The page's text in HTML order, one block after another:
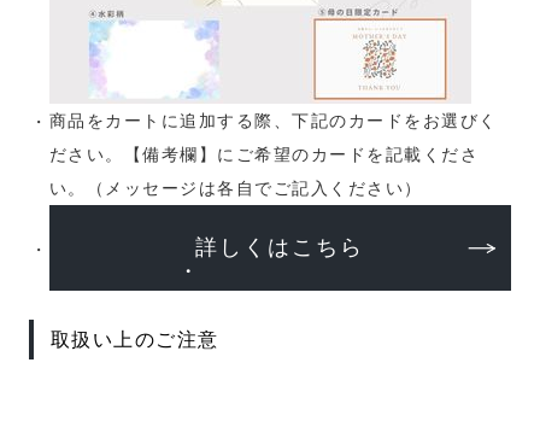
商品をカートに追加する際、下記のカードをお選びく
ださい。【備考欄】にご希望のカードを記載くださ
い。（メッセージは各自でご記入ください）
詳しくはこちら
取扱い上のご注意